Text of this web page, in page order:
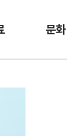
문화